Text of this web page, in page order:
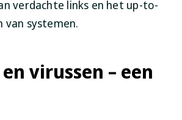
verdachte links en het up-to-
van systemen.
virussen – een